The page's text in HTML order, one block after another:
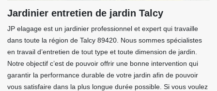
Jardinier entretien de jardin Talcy
JP elagage est un jardinier professionnel et expert qui travaille
dans toute la région de Talcy 89420. Nous sommes spécialistes
en travail d’entretien de tout type et toute dimension de jardin.
Notre objectif c’est de pouvoir offrir une bonne intervention qui
garantir la performance durable de votre jardin afin de pouvoir
vous satisfaire dans la plus longue durée possible. Si vous voulez